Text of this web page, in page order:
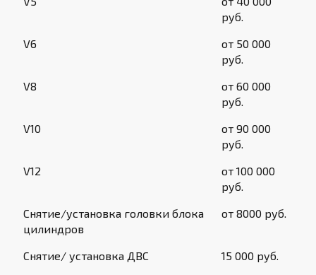
руб.
V6
от 50 000
руб.
V8
от 60 000
руб.
V10
от 90 000
руб.
V12
от 100 000
руб.
Снятие/установка головки блока
цилиндров
от 8000 руб.
Снятие/ установка ДВС
15 000 руб.